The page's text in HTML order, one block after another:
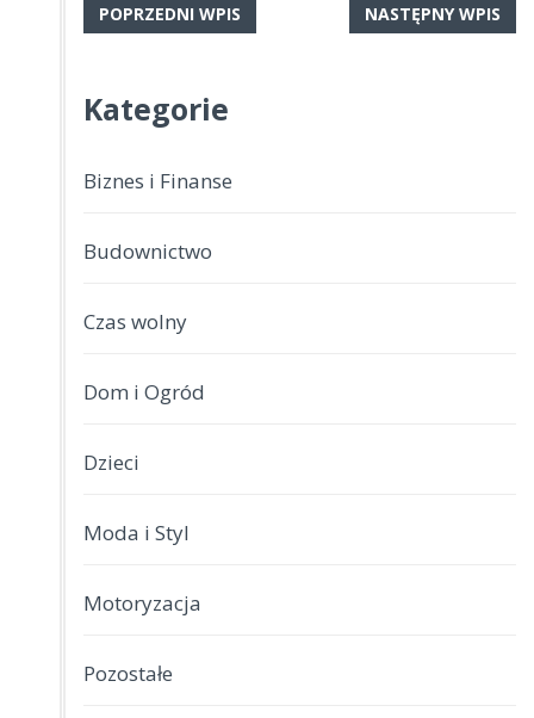
POPRZEDNI WPIS NASTĘPNY WPIS
Kategorie
Biznes i Finanse
Budownictwo
Czas wolny
Dom i Ogród
Dzieci
Moda i Styl
Motoryzacja
Pozostałe